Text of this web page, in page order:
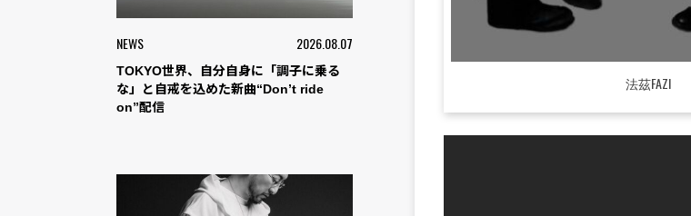
NEWS 2026.08.07
TOKYO世界、自分自身に「調子に乗る
な」と自戒を込めた新曲“Don’t ride
on”配信
法茲FAZI